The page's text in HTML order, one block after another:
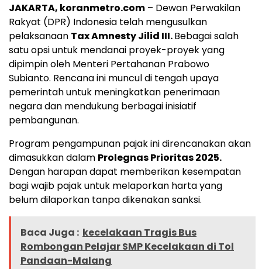
JAKARTA, koranmetro.com – Dewan Perwakilan
Rakyat (DPR) Indonesia telah mengusulkan
pelaksanaan Tax Amnesty Jilid III.Bebagai salah
satu opsi untuk mendanai proyek-proyek yang
dipimpin oleh Menteri Pertahanan Prabowo
Subianto. Rencana ini muncul di tengah upaya
pemerintah untuk meningkatkan penerimaan
negara dan mendukung berbagai inisiatif
pembangunan.
Program pengampunan pajak ini direncanakan akan
dimasukkan dalam Prolegnas Prioritas 2025.
Dengan harapan dapat memberikan kesempatan
bagi wajib pajak untuk melaporkan harta yang
belum dilaporkan tanpa dikenakan sanksi.
Baca Juga : kecelakaan Tragis Bus
Rombongan Pelajar SMP Kecelakaan di Tol
Pandaan-Malang